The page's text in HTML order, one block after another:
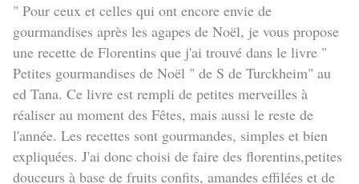
" Pour ceux et celles qui ont encore envie de
gourmandises après les agapes de Noël, je vous propose
une recette de Florentins que j'ai trouvé dans le livre "
Petites gourmandises de Noël " de S de Turckheim" au
ed Tana. Ce livre est rempli de petites merveilles à
réaliser au moment des Fêtes, mais aussi le reste de
l'année. Les recettes sont gourmandes, simples et bien
expliquées. J'ai donc choisi de faire des florentins,petites
douceurs à base de fruits confits, amandes effilées et de